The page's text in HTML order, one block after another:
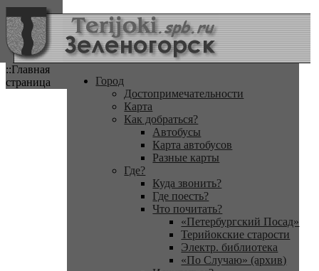
::Главная
страница
Город
Достопримечательности
Карта
Как добраться?
Автобусы
Карта автобусов
Разные карты
Где?
Куда звонить?
Где поесть?
Что почитать?
«Петербургский Посад»
Терийокские старости
Электр. библиотека
«По Случаю» (архив)